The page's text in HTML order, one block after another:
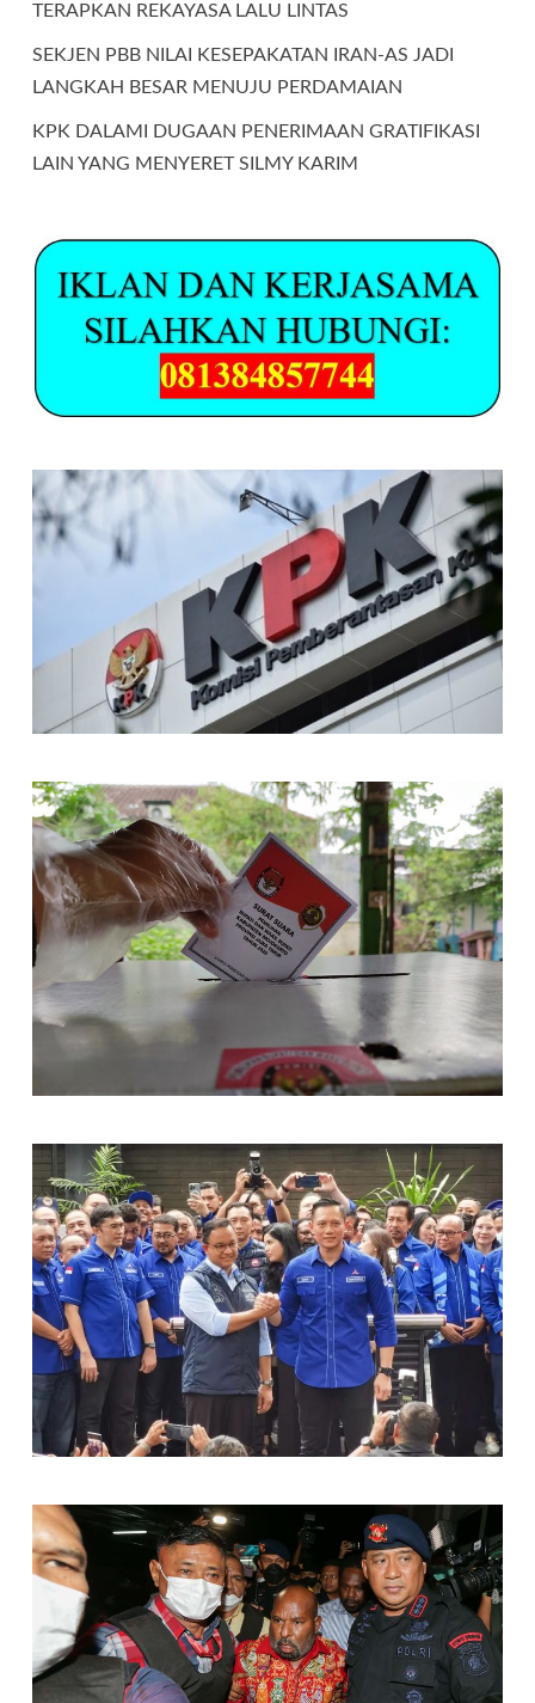
TERAPKAN REKAYASA LALU LINTAS
SEKJEN PBB NILAI KESEPAKATAN IRAN-AS JADI
LANGKAH BESAR MENUJU PERDAMAIAN
KPK DALAMI DUGAAN PENERIMAAN GRATIFIKASI
LAIN YANG MENYERET SILMY KARIM